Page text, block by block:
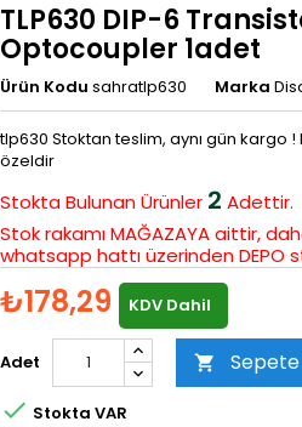
TLP630 DIP-6
Optocoupler 1adet
Ürün Kodu sahratlp630 Marka
tlp630 Stoktan teslim, aynı gün kargo
özeldir
Stokta BulunanÜrünler 2 Adettir.
Stok rakamı MAĞAZAYA aittir,
whatsapp hattı üzerinden DEPO
₺178,29 KDV Dahil
Adet 
 Stokta VAR